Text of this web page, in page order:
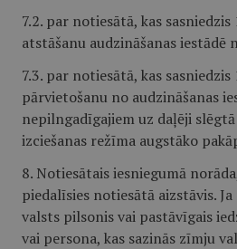
7.2. par notiesātā, kas sasniedzis
atstāšanu audzināšanas iestādē
7.3. par notiesātā, kas sasniedzis
pārvietošanu no audzināšanas
nepilngadīgajiem uz daļēji
izciešanas režīma augstāko
8. Notiesātais iesniegumā
piedalīsies notiesātā aizstāvis.
valsts pilsonis vai pastāvīgais
vai persona, kas sazinās zīmju